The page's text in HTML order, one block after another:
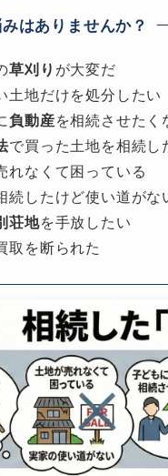
はありませんか？
草刈り が大変だ
土地だけを処分したい
負動産を相続させたく
で買った土地を相続し
れなくて困っている
続したけど使い道がな
荘地を手放したい
取を断られた